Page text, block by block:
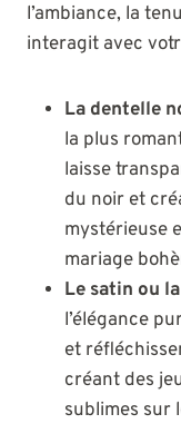
l’ambiance, la
interagit avec
La dentelle
la plus
laisse
du noir et
mystérieuse
mariage
Le satin ou
l’élégance
et
créant des
sublimes sur